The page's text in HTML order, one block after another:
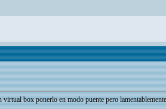
box ponerlo en modo puente pero